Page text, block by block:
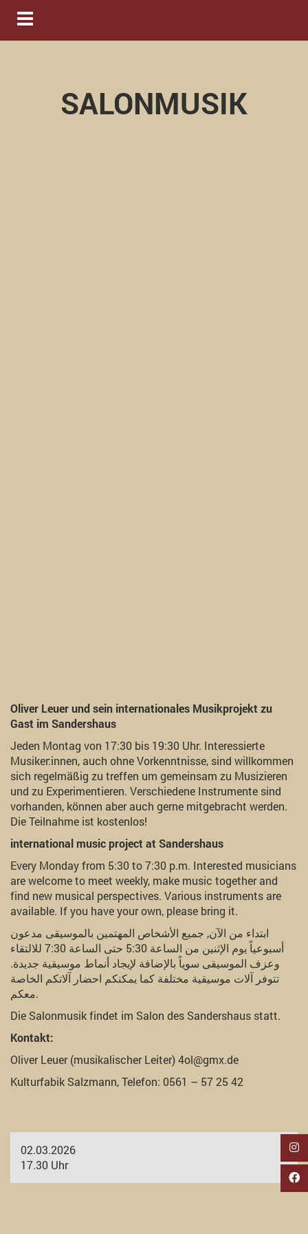
Navigation ein-/ausblenden
SALONMUSIK
Oliver Leuer und sein internationales Musikprojekt zu
Gast im Sandershaus
Jeden Montag von 17:30 bis 19:30 Uhr. Interessierte
Musiker:innen, auch ohne Vorkenntnisse, sind willkommen
sich regelmäßig zu treffen um gemeinsam zu Musizieren
und zu Experimentieren. Verschiedene Instrumente sind
vorhanden, können aber auch gerne mitgebracht werden.
Die Teilnahme ist kostenlos!
international music project at Sandershaus
Every Monday from 5:30 to 7:30 p.m. Interested musicians
are welcome to meet weekly, make music together and
find new musical perspectives. Various instruments are
available. If you have your own, please bring it.
ابتداء من الآن, جميع الأشخاص المهتمين بالموسيقى مدعون
أسبوعياً يوم الإثنين من الساعة 5:30 حتى الساعة 7:30 للالتقاء
وعزف الموسيقى سوياً بالإضافة لإيجاد أنماط موسيقية جديدة.
تتوفر آلات موسيقية مختلفة كما يمكنكم احضار آلاتكم الخاصة
معكم.
Die Salonmusik findet im Salon des Sandershaus statt.
Kontakt:
Oliver Leuer (musikalischer Leiter) 4ol@gmx.de
Kulturfabik Salzmann, Telefon: 0561 – 57 25 42
02.03.2026
17.30 Uhr